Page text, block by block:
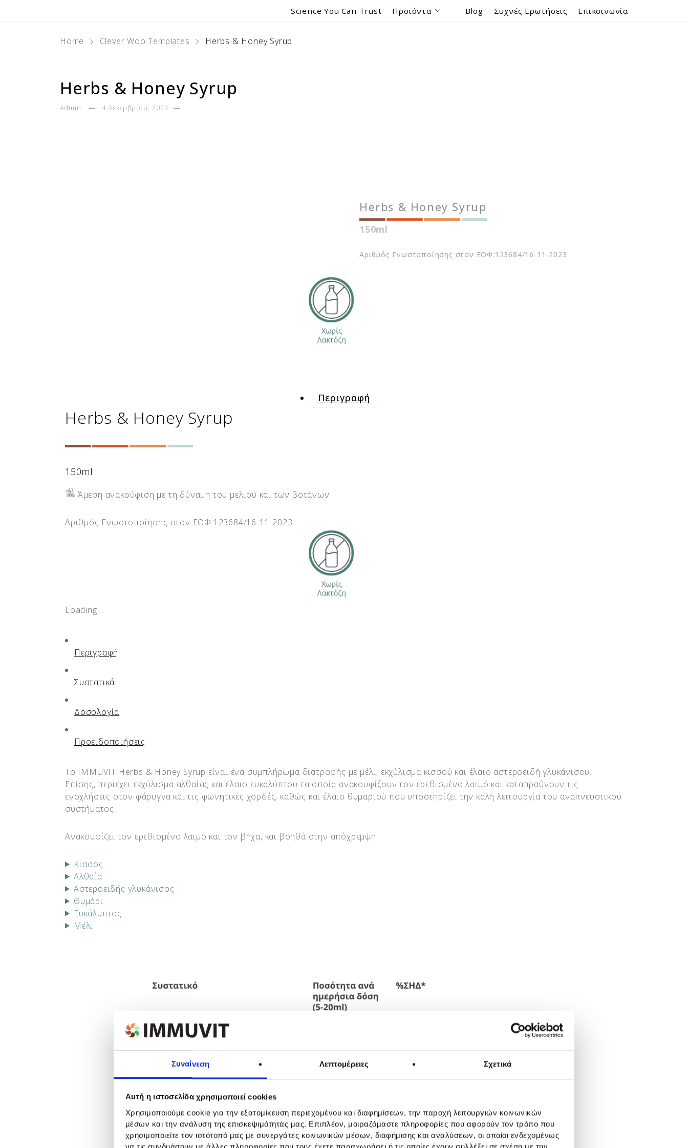
Συναίνεση Λεπτομέρειες Σχετικά
Αυτή η ιστοσελίδα χρησιμοποιεί cookies
Χρησιμοποιούμε cookie για την εξατομίκευση περιεχομένου και διαφημίσεων, την παροχή λειτουργιών κοινωνικών
μέσων και την ανάλυση της επισκεψιμότητάς μας. Επιπλέον, μοιραζόμαστε πληροφορίες που αφορούν τον τρόπο που
χρησιμοποιείτε τον ιστότοπό μας με συνεργάτες κοινωνικών μέσων, διαφήμισης και αναλύσεων, οι οποίοι ενδεχομένως
Science You Can Trust Προϊόντα Blog Συχνές Ερωτήσεις Επικοινωνία
Home Clever Woo Templates Herbs & Honey Syrup
Herbs & Honey Syrup
Admin 4 Δεκεμβρίου, 2023
Herbs & Honey Syrup
150ml
Αριθμός Γνωστοποίησης στον ΕΟΦ:123684/16-11-2023
Περιγραφή
Herbs & Honey Syrup
150ml
Άμεση ανακούφιση με τη δύναμη του μελιού και των βοτάνων
Αριθμός Γνωστοποίησης στον ΕΟΦ:123684/16-11-2023
Loading…
Περιγραφή
Συστατικά
Δοσολογία
Προειδοποιήσεις
Το IMMUVIT Herbs & Honey Syrup είναι ένα συμπλήρωμα διατροφής με μέλι, εκχύλισμα κισσού και έλαιο αστεροειδή γλυκάνισου.
Επίσης, περιέχει εκχύλισμα αλθαίας και έλαιο ευκαλύπτου τα οποία ανακουφίζουν τον ερεθισμένο λαιμό και καταπραΰνουν τις
ενοχλήσεις στον φάρυγγα και τις φωνητικές χορδές, καθώς και έλαιο θυμαριού που υποστηρίζει την καλή λειτουργία του αναπνευστικού
συστήματος.
Ανακουφίζει τον ερεθισμένο λαιμό και τον βήχα, και βοηθά στην απόχρεμψη.
Κισσός
Αλθαία
Aστεροειδής γλυκάνισος
Θυμάρι
Ευκάλυπτος
Μέλι